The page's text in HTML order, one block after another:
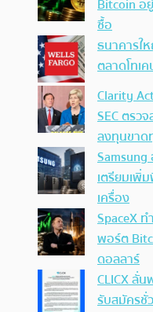
Bitcoin อ
ซื้อ
ธนาคารใ
ตลาดโทเ
Clarity
SEC ตรว
ลงทุนขา
เตรียมเพิ่
เครื่อง
SpaceX ท
พอร์ต
ดอลลาร์
CLICX ลั่
รับสมัครชั่